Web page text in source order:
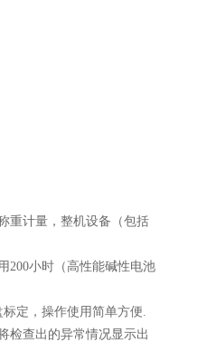
重计量，整机设备（包括
200小时（高性能碱性电池
定，操作使用简单方便.
检查出的异常情况显示出